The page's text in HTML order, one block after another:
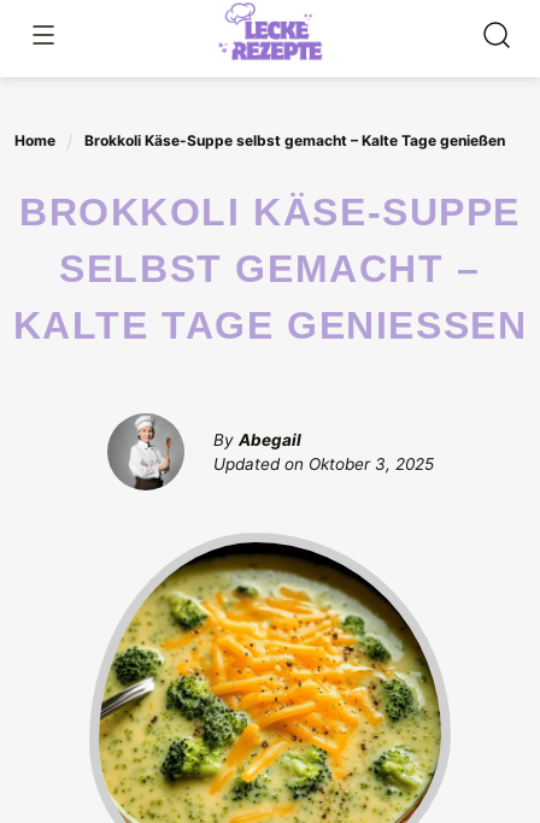
content
Home Brokkoli Käse-Suppe selbst gemacht – Kalte Tage genießen
BROKKOLI KÄSE-SUPPE
SELBST GEMACHT –
KALTE TAGE GENIESSEN
By Abegail
Updated on Oktober 3, 2025